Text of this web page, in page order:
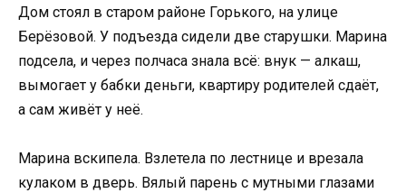
Дом стоял в старом районе Горького, на улице
Берёзовой. У подъезда сидели две старушки. Марина
подсела, и через полчаса знала всё: внук — алкаш,
вымогает у бабки деньги, квартиру родителей сдаёт,
а сам живёт у неё.
Марина вскипела. Взлетела по лестнице и врезала
кулаком в дверь. Вялый парень с мутными глазами